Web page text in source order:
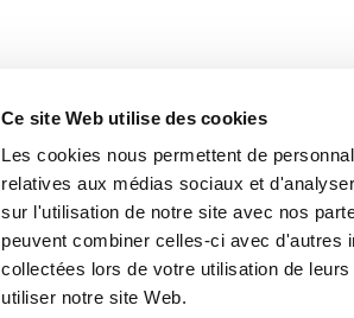
Ce site Web utilise des cookies
Les cookies nous permettent de
relatives aux médias sociaux et
sur l'utilisation de notre site avec nos
peuvent combiner celles-ci avec d'autres
collectées lors de votre utilisation de
utiliser notre site Web.